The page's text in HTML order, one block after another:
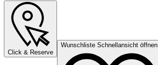
Click & Reserve
Wunschliste Schnellansicht öffnen